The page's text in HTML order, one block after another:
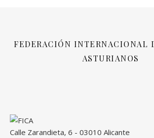
FEDERACIÓN INTERNACIONAL
ASTURIANOS
Calle Zarandieta, 6 - 03010 Alicante